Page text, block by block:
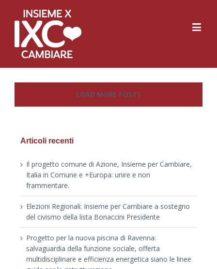
LOAD MORE POSTS
Articoli recenti
Il progetto comune di Azione, Insieme per Cambiare,
Italia in Comune e +Europa: unire e non
frammentare.
Elezioni Regionali: Insieme per Cambiare a sostegno
del civismo della lista Bonaccini Presidente
Progetto per la nuova piscina di Ravenna:
salvaguardia della funzione sociale, offerta
multidisciplinare e efficienza energetica siano le linee